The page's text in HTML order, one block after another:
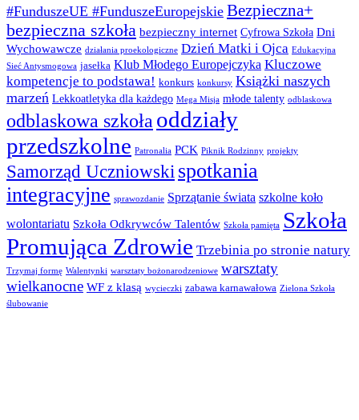
#FunduszeUE #FunduszeEuropejskie Bezpieczna+
bezpieczna szkoła bezpieczny internet Cyfrowa Szkoła Dni
Wychowawcze działania proekologiczne Dzień Matki i Ojca Edukacyjna
Sieć Antysmogowa jasełka Klub Młodego Europejczyka Kluczowe
kompetencje to podstawa! konkurs konkursy Książki naszych
marzeń Lekkoatletyka dla każdego Mega Misja młode talenty odblaskowa
odblaskowa szkoła oddziały
przedszkolne Patronalia PCK Piknik Rodzinny projekty
Samorząd Uczniowski spotkania
integracyjne sprawozdanie Sprzątanie świata szkolne koło
wolontariatu Szkoła Odkrywców Talentów Szkoła pamięta Szkoła
Promująca Zdrowie Trzebinia po stronie natury
Trzymaj formę Walentynki warsztaty bożonarodzeniowe warsztaty
wielkanocne WF z klasą wycieczki zabawa karnawałowa Zielona Szkoła
ślubowanie